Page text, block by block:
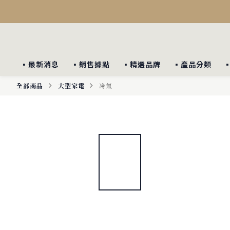
▪︎最新消息 ▪︎銷售據點 ▪︎精選品牌 ▪︎產品分類
全部商品 大型家電 冷氣